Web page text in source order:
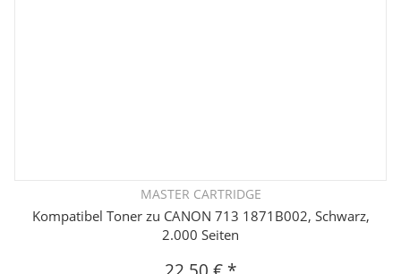
MASTER CARTRIDGE
Kompatibel Toner zu CANON 713 1871B002, Schwarz,
2.000 Seiten